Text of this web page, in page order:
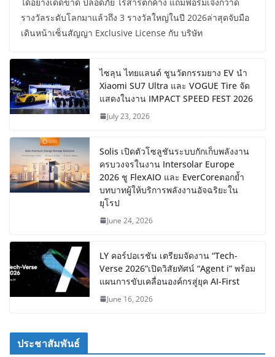
รางวัลระดับโลกมาแล้วถึง 3 รางวัลใหญ่ในปี 2026ล่าสุดจับมือ
เดินหน้าเซ็นสัญญา Exclusive License กับ บริษัท
ไซลุน ไทยแลนด์ ชูนวัตกรรมยาง EV นำ
Xiaomi SU7 Ultra และ VOGUE Tire จัด
แสดงในงาน IMPACT SPEED FEST 2026
July 23, 2026
Solis เปิดตัวโซลูชันระบบกักเก็บพลังงาน
ครบวงจรในงาน Intersolar Europe
2026 ชู FlexAIO และ EverCoreตอกย้ำ
บทบาทผู้ให้บริการพลังงานอัจฉริยะใน
ยุโรป
June 24, 2026
LY คอร์ปอเรชัน เตรียมจัดงาน “Tech-
Verse 2026”เปิดวิสัยทัศน์ “Agent i” พร้อม
แผนการขับเคลื่อนองค์กรสู่ยุค AI-First
June 16, 2026
ประชาสัมพันธ์